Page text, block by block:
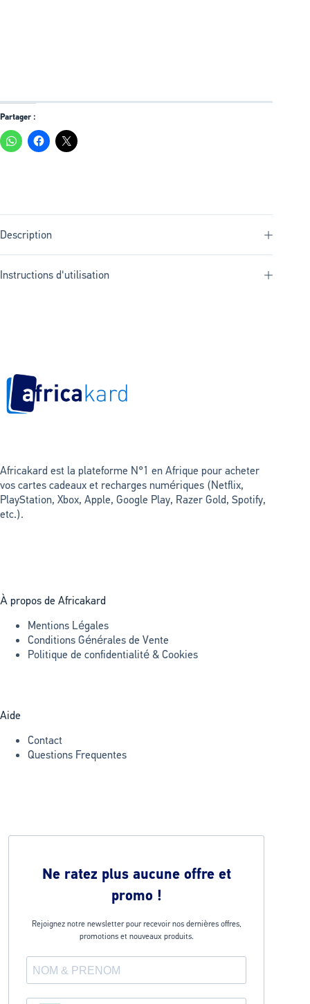
Partager :
Description
Instructions d'utilisation
Africakard est la plateforme N°1 en Afrique pour acheter
vos cartes cadeaux et recharges numériques (Netflix,
PlayStation, Xbox, Apple, Google Play, Razer Gold, Spotify,
etc.).
À propos de Africakard
Mentions Légales
Conditions Générales de Vente
Politique de confidentialité & Cookies
Aide
Contact
Questions Frequentes
Ne ratez plus aucune offre et
promo !
Rejoignez notre newsletter pour recevoir nos dernières offres,
promotions et nouveaux produits.